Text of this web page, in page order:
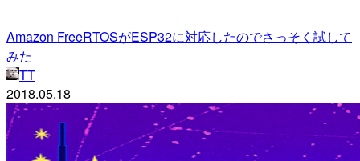
Amazon FreeRTOSがESP32に対応したのでさっそく試して
みた
TT
2018.05.18